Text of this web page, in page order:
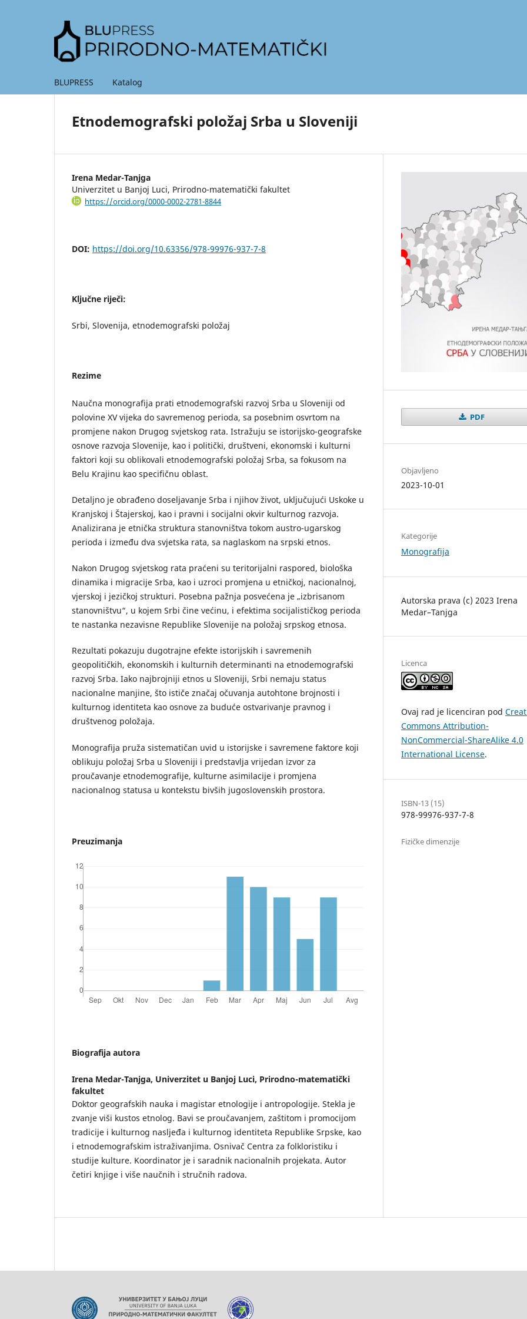
BLUPRESS Katalog
Etnodemografski položaj Srba u Sloveniji
Irena Medar-Tanjga
Univerzitet u Banjoj Luci, Prirodno-matematički fakultet
https://orcid.org/0000-0002-2781-8844
DOI: https://doi.org/10.63356/978-99976-937-7-8
Ključne riječi:
Srbi, Slovenija, etnodemografski položaj
Rezime
Naučna monografija prati etnodemografski razvoj Srba u Sloveniji od
polovine XV vijeka do savremenog perioda, sa posebnim osvrtom na
promjene nakon Drugog svjetskog rata. Istražuju se istorijsko-geografske
osnove razvoja Slovenije, kao i politički, društveni, ekonomski i kulturni
faktori koji su oblikovali etnodemografski položaj Srba, sa fokusom na
Belu Krajinu kao specifičnu oblast.
Detaljno je obrađeno doseljavanje Srba i njihov život, uključujući Uskoke u
Kranjskoj i Štajerskoj, kao i pravni i socijalni okvir kulturnog razvoja.
Analizirana je etnička struktura stanovništva tokom austro-ugarskog
perioda i između dva svjetska rata, sa naglaskom na srpski etnos.
Nakon Drugog svjetskog rata praćeni su teritorijalni raspored, biološka
dinamika i migracije Srba, kao i uzroci promjena u etničkoj, nacionalnoj,
vjerskoj i jezičkoj strukturi. Posebna pažnja posvećena je „izbrisanom
stanovništvu“, u kojem Srbi čine većinu, i efektima socijalističkog perioda
te nastanka nezavisne Republike Slovenije na položaj srpskog etnosa.
Rezultati pokazuju dugotrajne efekte istorijskih i savremenih
geopolitičkih, ekonomskih i kulturnih determinanti na etnodemografski
razvoj Srba. Iako najbrojniji etnos u Sloveniji, Srbi nemaju status
nacionalne manjine, što ističe značaj očuvanja autohtone brojnosti i
kulturnog identiteta kao osnove za buduće ostvarivanje pravnog i
društvenog položaja.
Monografija pruža sistematičan uvid u istorijske i savremene faktore koji
oblikuju položaj Srba u Sloveniji i predstavlja vrijedan izvor za
proučavanje etnodemografije, kulturne asimilacije i promjena
nacionalnog statusa u kontekstu bivših jugoslovenskih prostora.
Preuzimanja
Biografija autora
Irena Medar-Tanjga, Univerzitet u Banjoj Luci, Prirodno-matematički
fakultet
Doktor geografskih nauka i magistar etnologije i antropologije. Stekla je
zvanje viši kustos etnolog. Bavi se proučavanjem, zaštitom i promocijom
tradicije i kulturnog nasljeđa i kulturnog identiteta Republike Srpske, kao
i etnodemografskim istraživanjima. Osnivač Centra za folkloristiku i
studije kulture. Koordinator je i saradnik nacionalnih projekata. Autor
četiri knjige i više naučnih i stručnih radova.
PDF
Objavljeno
2023-10-01
Kategorije
Monografija
Autorska prava (c) 2023 Irena
Medar–Tanjga
Licenca
Ovaj rad je licenciran pod
Commons Attribution-
NonCommercial-ShareAlike 4.0
International License.
ISBN-13 (15)
978-99976-937-7-8
Fizičke dimenzije